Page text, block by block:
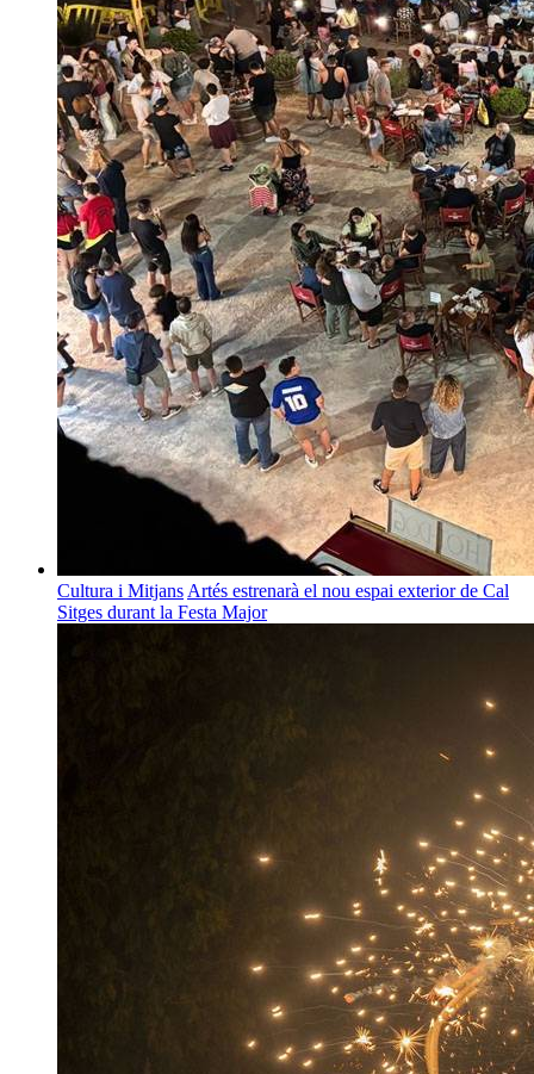
Cultura i Mitjans Artés estrenarà el nou espai exterior de Cal
Sitges durant la Festa Major